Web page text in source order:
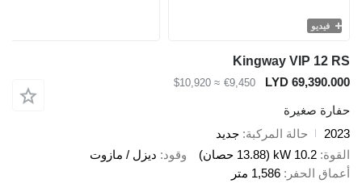
Kingway VIP
LYD
€9,450
حالة المركبة جديد
10.2 kW (13.88 حصان)
وقود ديزل / مازوت
1,586 متر